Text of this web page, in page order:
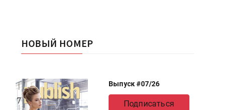
НОВЫЙ НОМЕР
Выпуск #07/26
Подписаться